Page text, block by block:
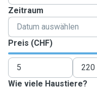
Zeitraum
Preis (CHF)
Wie viele Haustiere?